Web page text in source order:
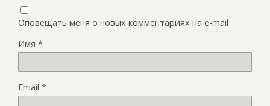
Оповещать меня о новых комментариях на e-mail
Имя *
Email *